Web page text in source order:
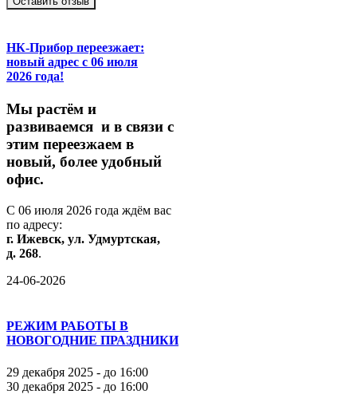
НК-Прибор переезжает:
новый адрес с 06 июля
2026 года!
Мы растём и
развиваемся и в связи с
этим переезжаем в
новый, более удобный
офис.
С 06 июля 2026 года ждём вас
по адресу:
г. Ижевск, ул. Удмуртская,
д. 268.
24-06-2026
РЕЖИМ РАБОТЫ В
НОВОГОДНИЕ ПРАЗДНИКИ
29 декабря 2025 - до 16:00
30 декабря 2025 - до 16:00